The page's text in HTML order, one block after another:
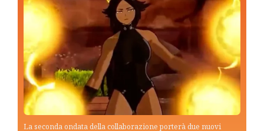
La seconda ondata della collaborazione porterà due nuovi